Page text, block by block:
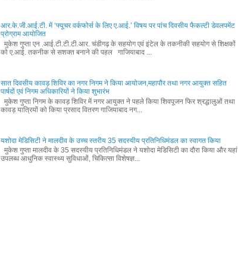
आर.के.जी.आई.टी. में ‘फ्यूचर वर्कफोर्स के लिए ए.आई.’ विषय पर पांच दिवसीय फैकल्टी डेवलपमेंट
प्रोग्राम आयोजित
मुकेश गुप्ता एन .आई.टी.टी.टी.आर. चंडीगढ़ के सहयोग एवं इंटेल के तकनीकी सहयोग से शिक्षकों
को ए.आई. तकनीक से सशक्त बनाने की पहल गाजियाबाद ...
सात दिवसीय कावड़ शिविर का नगर निगम ने किया आयोजन,महापौर तथा नगर आयुक्त सहित
पार्षदों एवं निगम अधिकारियों ने किया शुभारंभ
मुकेश गुप्ता निगम के कावड़ शिविर में नगर आयुक्त ने पहले किया शिवपूजन फिर श्रद्धालुओं तथा
कावड़ यात्रियों को किया प्रसाद वितरण गाजियाबाद नग...
यशोदा मेडिसिटी ने मालदीव के उच्च स्तरीय 35 सदस्यीय प्रतिनिधिमंडल का स्वागत किया
मुकेश गुप्ता मालदीव के 35 सदस्यीय प्रतिनिधिमंडल ने यशोदा मेडिसिटी का दौरा किया और यहां
उपलब्ध आधुनिक स्वास्थ्य सुविधाओं, चिकित्सा विशेषज्ञ...